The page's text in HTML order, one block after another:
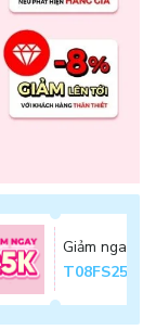
Giảm ngay
T08FS25K